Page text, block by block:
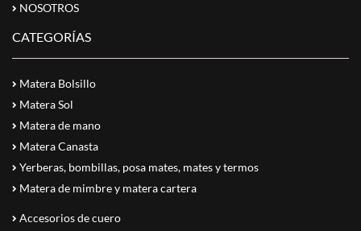
NOSOTROS
CATEGORÍAS
Matera Bolsillo
Matera Sol
Matera de mano
Matera Canasta
Yerberas, bombillas, posa mates, mates y termos
Matera de mimbre y matera cartera
Accesorios de cuero